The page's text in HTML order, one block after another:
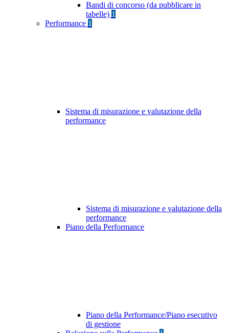
Bandi di concorso (da pubblicare in
tabelle) 1
Performance 1
Sistema di misurazione e valutazione della
performance
Sistema di misurazione e valutazione della
performance
Piano della Performance
Piano della Performance/Piano esecutivo
di gestione